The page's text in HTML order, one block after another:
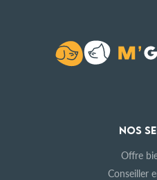
NOS
Offre
Conseiller